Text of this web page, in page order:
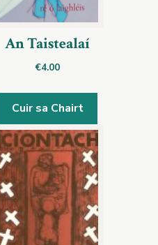
An Taistealaí
€4.00
Cuir sa Chairt